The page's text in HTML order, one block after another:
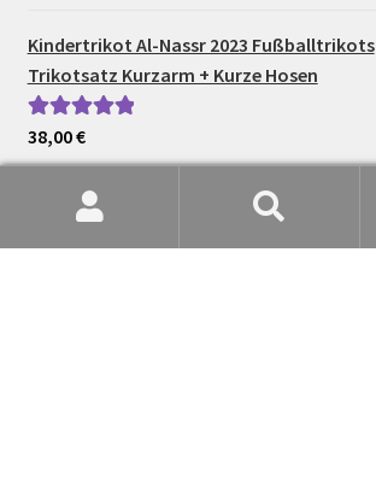
Kindertrikot Al-Nassr 2023 Fußballtrikots
Trikotsatz Kurzarm + Kurze Hosen
Bewertet mit
5.00von 5
38,00€
nach: